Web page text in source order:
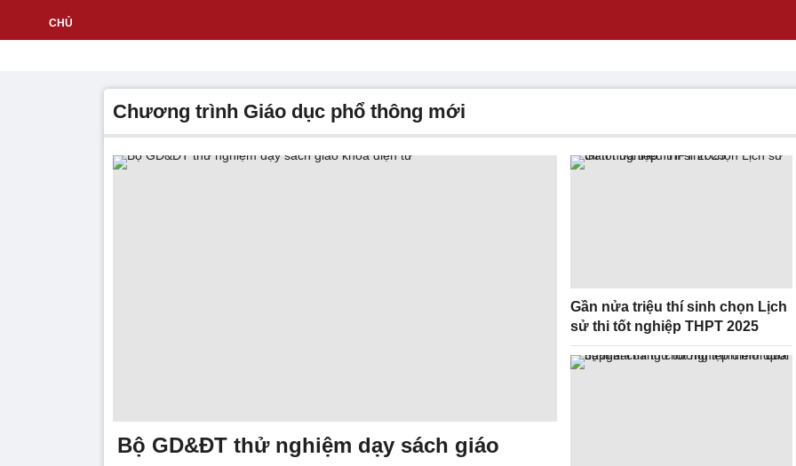
chương trình Giáo dục phổ thông mới
Bộ GD&ĐT thử nghiệm dạy sách giáo
Gần nửa triệu thí sinh chọn Lịch
sử thi tốt nghiệp THPT 2025